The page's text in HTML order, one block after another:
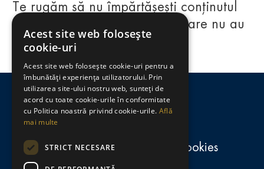
Regulamente
consumă-responsabil.ro
Politica de confidențialitate și cookies
Te rugăm să nu împărtășești conținutul
acestui website cu persoane care nu au
împlinit vârsta de 18 ani.
Acest site web folosește
cookie-uri
Acest site web folosește cookie-uri pentru a
îmbunătăți experiența utilizatorului. Prin
utilizarea site-ului nostru web, sunteți de
acord cu toate cookie-urile în conformitate
cu Politica noastră privind cookie-urile. Află
mai multe
STRICT NECESARE